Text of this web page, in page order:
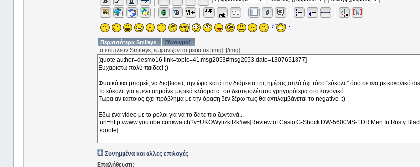
Περισσότερα Smileys [Άνοιγμα]
Τα επιπλέον Smileys, εμφανίζονται μέσα σε [img]..[/img].
Συνημμένα και άλλες επιλογές
Επαλήθευση: